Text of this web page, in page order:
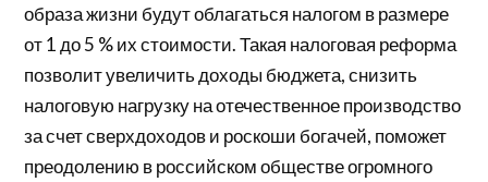
образа жизни будут облагаться налогом в размере
от 1 до 5 % их стоимости. Такая налоговая реформа
позволит увеличить доходы бюджета, снизить
налоговую нагрузку на отечественное производство
за счет сверхдоходов и роскоши богачей, поможет
преодолению в российском обществе огромного